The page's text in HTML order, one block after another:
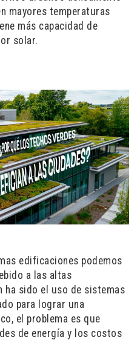
mayores temperaturas
más capacidad de
solar.
edificaciones podemos
a las altas
ha sido el uso de sistemas
para lograr una
el problema es que
de energía y los costos